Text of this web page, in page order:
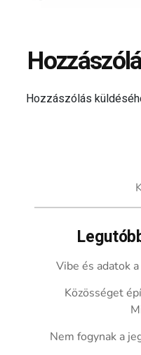
Hozzászólás
Vibe és adatok
Közösséget
Nem fogynak a